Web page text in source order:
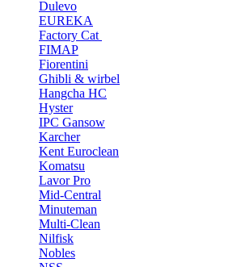
Dulevo
EUREKA
Factory Cat
FIMAP
Fiorentini
Ghibli & wirbel
Hangcha HC
Hyster
IPC Gansow
Karcher
Kent Euroclean
Komatsu
Lavor Pro
Mid-Central
Minuteman
Multi-Clean
Nilfisk
Nobles